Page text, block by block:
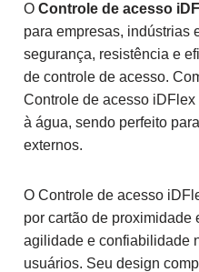
O Controle de acesso
para empresas, indústrias
segurança, resistência e
de controle de acesso.
Controle de acesso
à água, sendo perfeito
externos.
O Controle de acesso
por cartão de proximidade
agilidade e confiabilidade
usuários. Seu design